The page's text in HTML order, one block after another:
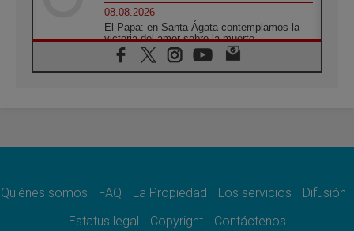
08.08.2026
El Papa: en Santa Ágata contemplamos la
victoria del amor sobre la muerte
08.08.2026
León XIV visitará el Santuario de la Madre
07.08.2026
07.08.2026
el compromiso del cristiano"
Quiénes somos FAQ La Propiedad Los servicios
Difusión
Estatus legal
Copyright Contáctenos